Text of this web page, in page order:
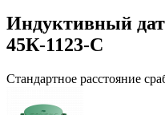
Индуктивный
45К-1123-С
Стандартное расстояние